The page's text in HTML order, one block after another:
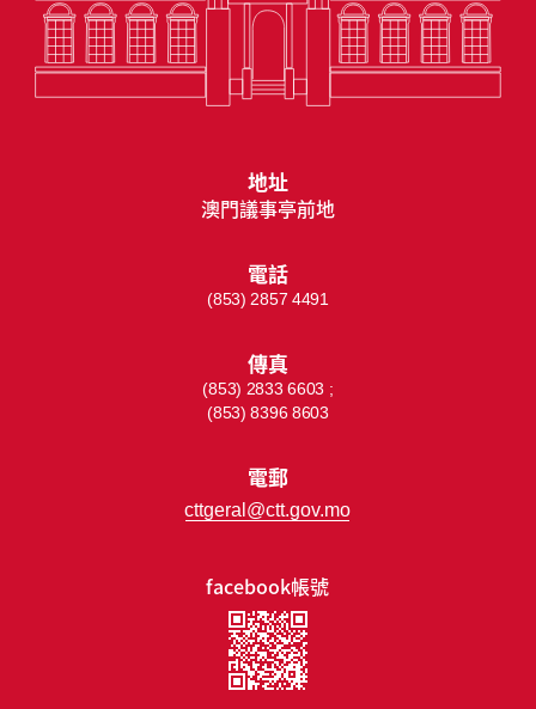
facebook帳號
地址
澳門議事亭前地
電話
(853) 2857 4491
傳真
(853) 2833 6603 ;
(853) 8396 8603
電郵
cttgeral@ctt.gov.mo